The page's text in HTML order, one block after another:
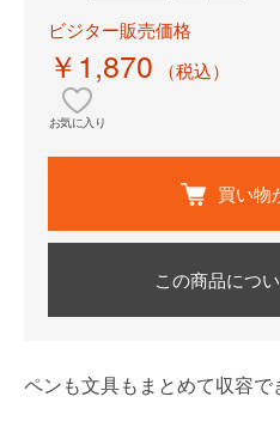
ビジター販売価格
￥1,870 （税込）
お気に入り
買い物
この商品につ
ペンも文具もまとめて収容